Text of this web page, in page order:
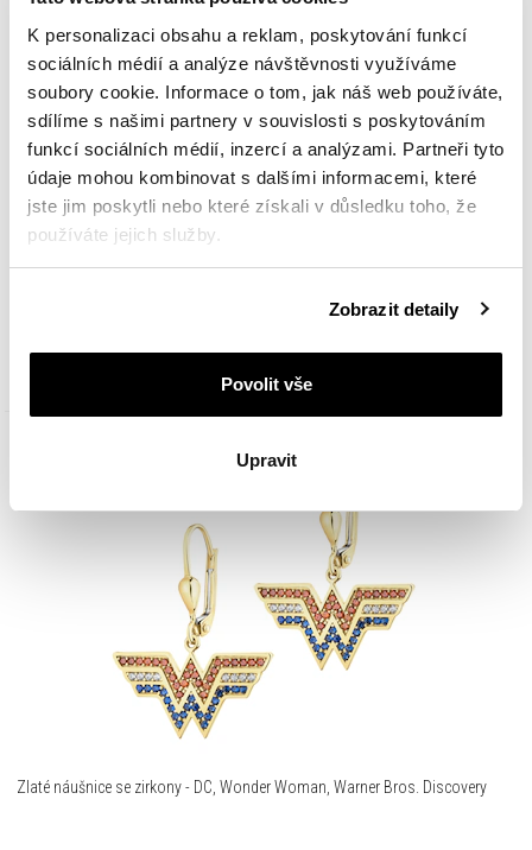
K personalizaci obsahu a reklam, poskytování funkcí
sociálních médií a analýze návštěvnosti využíváme
soubory cookie. Informace o tom, jak náš web používáte,
sdílíme s našimi partnery v souvislosti s poskytováním
funkcí sociálních médií, inzercí a analýzami. Partneři tyto
údaje mohou kombinovat s dalšími informacemi, které
jste jim poskytli nebo které získali v důsledku toho, že
používáte jejich služby.
Zásadách ochrany osobních údajů
Zobrazit detaily
Povolit vše
Upravit
Zlaté náušnice se zirkony - DC, Wonder Woman, Warner Bros. Discovery